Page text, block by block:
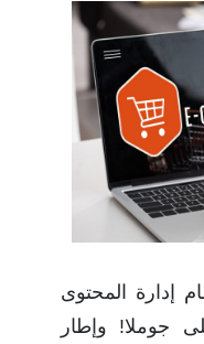
إدارة المحتوى
جوملا! وإطار